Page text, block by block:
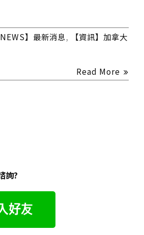
NEWS】最新消息,
【資訊】加拿大
Read More
詢?